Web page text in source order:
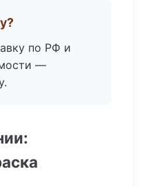
по РФ и
—